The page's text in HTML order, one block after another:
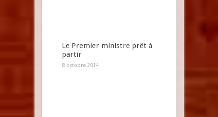
Le Premier ministre prêt à
partir
8 octobre 2014